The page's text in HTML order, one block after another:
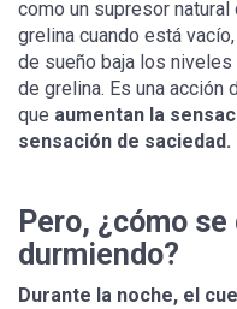
como un supresor
grelina cuando está
de sueño baja los
de grelina. Es una acción
que aumentan la
sensación de saciedad.
Pero, ¿cómo
durmiendo?
Durante la noche, el